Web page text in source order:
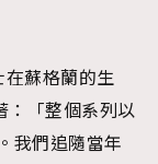
在蘇格蘭的生
：「整個系列以
我們追隨當年